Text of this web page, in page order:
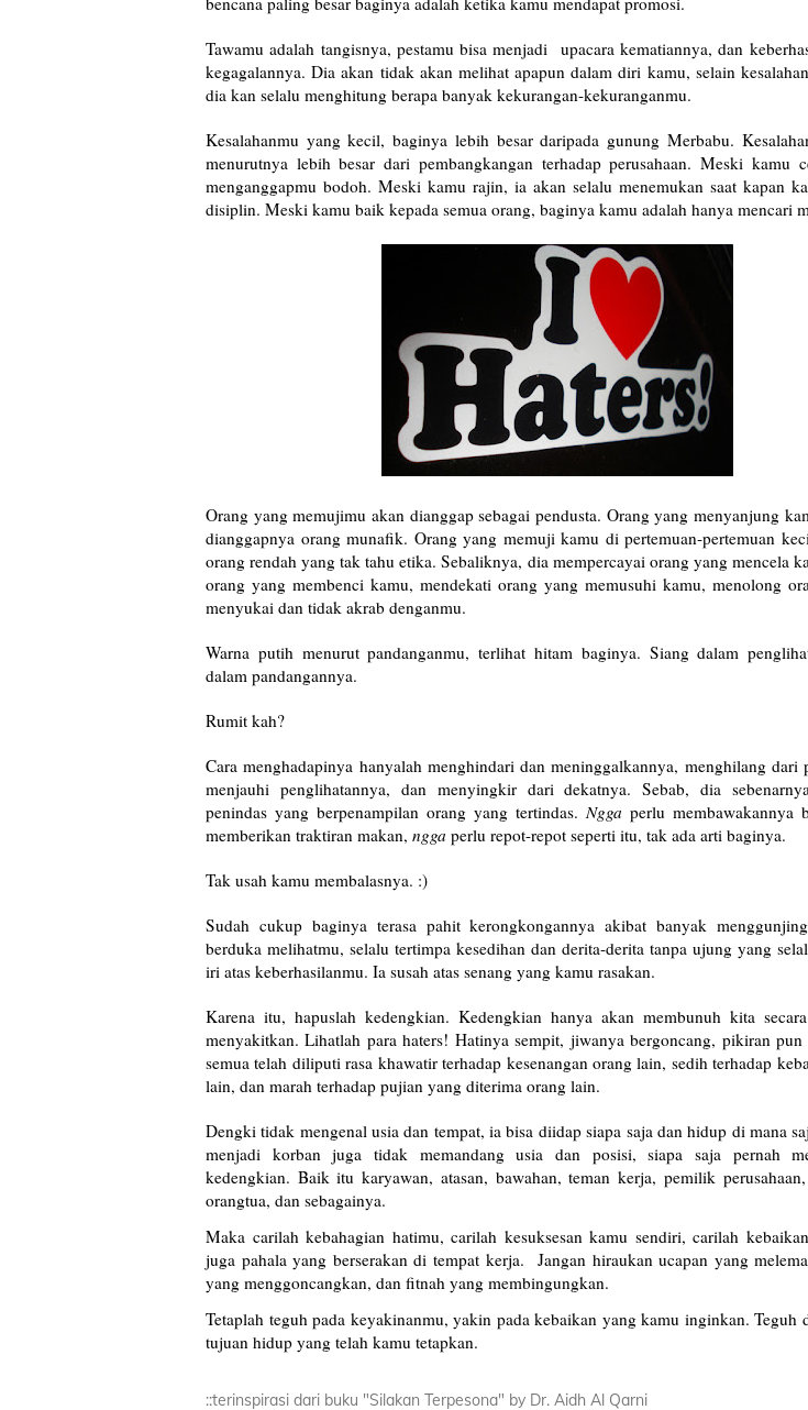
Tawamu adalah tangisnya, pestamu bisa menjadi upacara kematiannya, dan
kegagalannya. Dia akan tidak akan melihat apapun dalam diri kamu, selain
dia kan selalu menghitung berapa banyak kekurangan-kekuranganmu.
Kesalahanmu yang kecil, baginya lebih besar daripada gunung Merbabu.
menurutnya lebih besar dari pembangkangan terhadap perusahaan. Meski kamu
menganggapmu bodoh. Meski kamu rajin, ia akan selalu menemukan saat kapan
disiplin. Meski kamu baik kepada semua orang, baginya kamu adalah hanya mencari
Orang yang memujimu akan dianggap sebagai pendusta. Orang yang menyanjung
dianggapnya orang munafik. Orang yang memuji kamu di pertemuan-pertemuan
orang rendah yang tak tahu etika. Sebaliknya, dia mempercayai orang yang mencela
orang yang membenci kamu, mendekati orang yang memusuhi kamu, menolong
menyukai dan tidak akrab denganmu.
Warna putih menurut pandanganmu, terlihat hitam baginya. Siang dalam
dalam pandangannya.
Rumit kah?
Cara menghadapinya hanyalah menghindari dan meninggalkannya, menghilang dari
menjauhi penglihatannya, dan menyingkir dari dekatnya. Sebab, dia
penindas yang berpenampilan orang yang tertindas.Ngga perlu membawakannya
memberikan traktiran makan, ngga perlu repot-repot seperti itu, tak ada arti baginya.
Tak usah kamu membalasnya. :)
Sudah cukup baginya terasa pahit kerongkongannya akibat banyak
berduka melihatmu, selalu tertimpa kesedihan dan derita-derita tanpa ujung yang
iri atas keberhasilanmu. Ia susah atas senang yang kamu rasakan.
Karena itu, hapuslah kedengkian. Kedengkian hanya akan membunuh kita
menyakitkan. Lihatlah para haters! Hatinya sempit, jiwanya bergoncang, pikiran pun
semua telah diliputi rasa khawatir terhadap kesenangan orang lain, sedih terhadap
lain, dan marah terhadap pujian yang diterima orang lain.
Dengki tidak mengenal usia dan tempat, ia bisa diidap siapa saja dan hidup di mana
menjadi korban juga tidak memandang usia dan posisi, siapa saja pernah
kedengkian. Baik itu karyawan, atasan, bawahan, teman kerja, pemilik
orangtua, dan sebagainya.
Maka carilah kebahagian hatimu, carilah kesuksesan kamu sendiri, carilah
juga pahala yang berserakan di tempat kerja.
Jangan hiraukan ucapan yang
yang menggoncangkan, dan fitnah yang membingungkan.
Tetaplah teguh pada keyakinanmu, yakin pada kebaikan yang kamu inginkan. Teguh
tujuan hidup yang telah kamu tetapkan.
::terinspirasi dari buku "Silakan Terpesona" by Dr. Aidh Al Qarni